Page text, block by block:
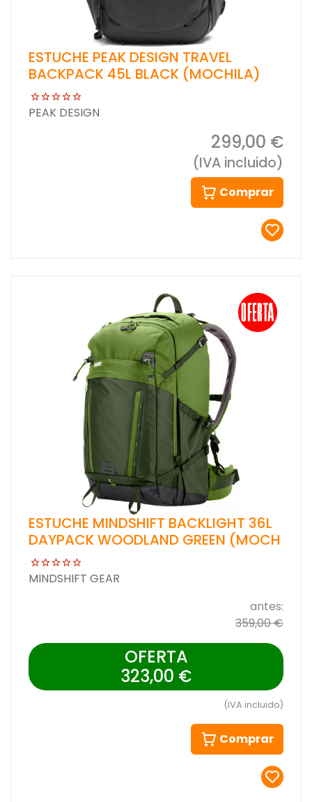
ESTUCHE PEAK DESIGN TRAVEL
BACKPACK 45L BLACK (MOCHILA)
PEAK DESIGN
299,00 €
(IVA incluido)
Comprar
ESTUCHE MINDSHIFT BACKLIGHT 36L
DAYPACK WOODLAND GREEN (MOCH
MINDSHIFT GEAR
antes:
359,00 €
OFERTA
323,00 €
(IVA incluido)
Comprar